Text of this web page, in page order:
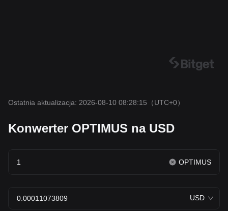
Ostatnia aktualizacja: 2026-08-10 08:28:15 （UTC+0）
Konwerter OPTIMUS na USD
OPTIMUS
USD